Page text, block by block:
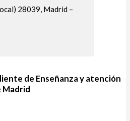
28039, Madrid –
de Enseñanza y atención
Madrid